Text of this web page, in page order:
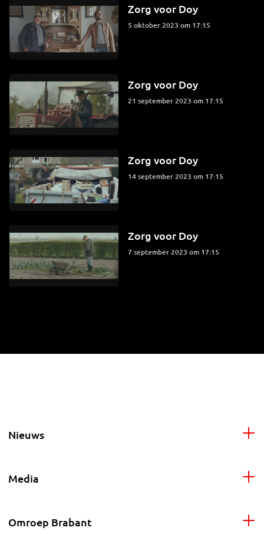
Zorg voor Doy
5 oktober 2023 om 17:15
Zorg voor Doy
21 september 2023 om 17:15
Zorg voor Doy
14 september 2023 om 17:15
Zorg voor Doy
7 september 2023 om 17:15
Nieuws
Media
Omroep Brabant